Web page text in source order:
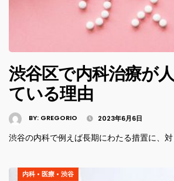
渋谷区で内科治療が
ている理由
BY: GREGORIO 2023年6月6日
渋谷の内科で例えば長期にわたる措置に、
内科 • 医療 • 渋谷